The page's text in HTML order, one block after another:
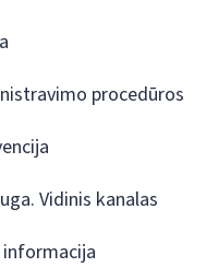
procedūros
Vidinis kanalas